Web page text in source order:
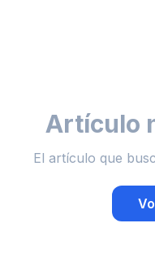
Artículo
El artículo que